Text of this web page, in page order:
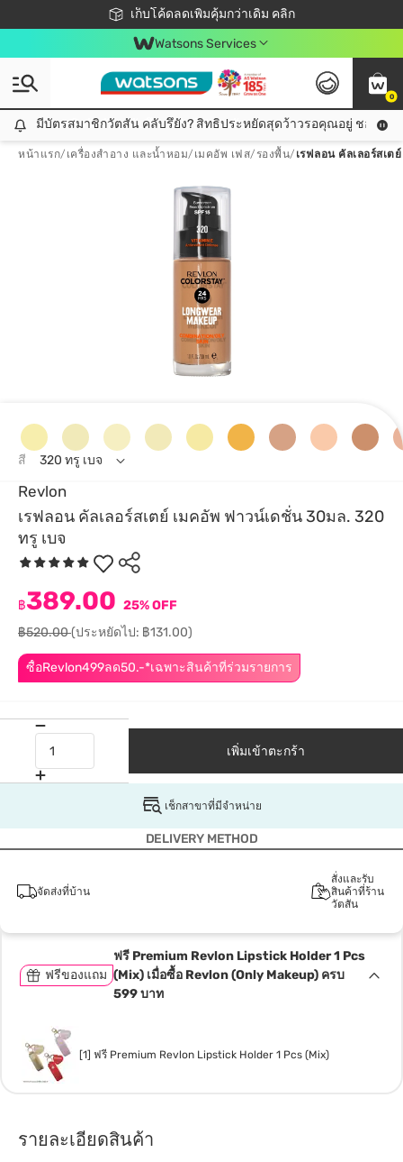
เก็บโค้ดลดเพิ่มคุ้มกว่าเดิม คลิก
ชอปออนไลน์ครั้งแรก ลดเพิ่มจุก ๆ 10%! 🎉
📦ส่งฟรี! เมื่อชอป 499฿
สมาชิกวัตสัน คลับดียังไง?
Watsons Services
0
มีบัตรสมาชิกวัตสัน คลับรึยัง? สิทธิประหยัดสุดว้าวรอคุณอยู่ ชอปคุ้มกว่าเดิม คลิก!
มีบัตรสมาชิกวัตสัน คลับรึยัง? สิทธิประหยัดสุดว้าวรอคุณอยู่ ชอปคุ้มก
หน้าแรก/ เครื่องสำอาง และน้ำหอม/ เมคอัพ เฟส/ รองพื้น/ เรฟลอน คัลเลอร์สเ
Revlon
เรฟลอน คัลเลอร์สเตย์ เมคอัพ ฟาวน์เดชั่น 30มล. 320
ทรู เบจ
ซื้อRevlon499ลด50.-*เฉพาะสินค้าที่ร่วมรายการ
฿389.00 25% OFF
฿520.00(ประหยัดไป: ฿131.00)
สี 320 ทรู เบจ
เพิ่มเข้าตะกร้า
เช็กสาขาที่มีจำหน่าย
DELIVERY METHOD
จัดส่งที่บ้าน
สั่งและรับ
สินค้าที่ร้าน
วัตสัน
ฟรีของแถม
ฟรี Premium Revlon Lipstick Holder 1 Pcs
(Mix) เมื่อซื้อ Revlon (Only Makeup) ครบ
599 บาท
[1] ฟรี Premium Revlon Lipstick Holder 1 Pcs (Mix)
รายละเอียดสินค้า